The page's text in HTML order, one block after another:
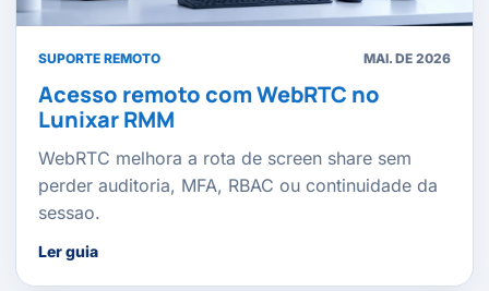
SUPORTE REMOTO MAI. DE 2026
Acesso remoto com WebRTC no
Lunixar RMM
WebRTC melhora a rota de screen share sem
perder auditoria, MFA, RBAC ou continuidade da
sessao.
Ler guia